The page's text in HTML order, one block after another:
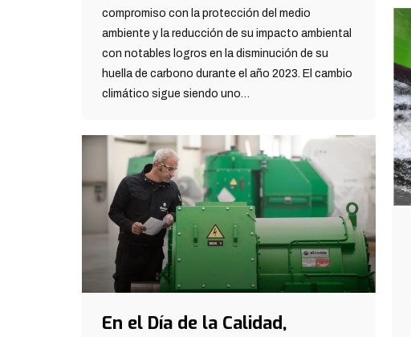
compromiso con la protección del medio
ambiente y la reducción de su impacto ambiental
con notables logros en la disminución de su
huella de carbono durante el año 2023. El cambio
climático sigue siendo uno…
En el Día de la Calidad,